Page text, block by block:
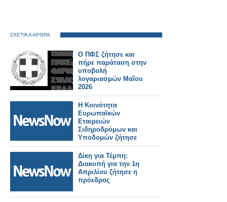
ΣΧΕΤΙΚΑ ΑΡΘΡΑ
Ο ΠΦΣ ζήτησε και
πήρε παράταση στην
υποβολή
λογαριασμών Μαΐου
2026
Η Κοινότητα
Ευρωπαϊκών
Εταιρειών
Σιδηροδρόμων και
Υποδομών ζήτησε
από την Ε.Ε
αυξημένες επενδύσεις
στις σιδηροδρομικές
μεταφορές.
Δίκη για Τέμπη:
Διακοπή για την 1η
Απριλίου ζήτησε η
πρόεδρος